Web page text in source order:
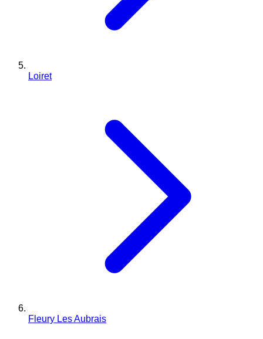
Loiret
Fleury Les Aubrais